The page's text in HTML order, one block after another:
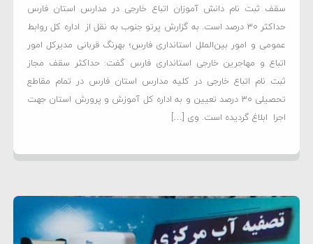
سقف ثبت نام دانش آموزان اتباع خارجی در مدارس استان فارس
حداکثر ۳۰ درصد است. به گزارش پرتو جنوب به نقل از اداره کل روابط
عمومی و امور بین‌الملل استانداری فارس؛ بهرنگ قربانی مدیرکل امور
اتباع و مهاجرین خارجی استانداری فارس گفت: حداکثر سقف مجاز
ثبت نام اتباع خارجی در کلیه مدارس استان فارس در تمام مقاطع
تحصیلی ۳۰ درصد تعیین و به اداره کل آموزش و پرورش استان جهت
اجرا ابلاغ گردیده است. وی […]